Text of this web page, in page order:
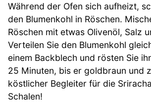
Während der Ofen sich aufheizt,
den Blumenkohl in Röschen.
Röschen mit etwas Olivenöl, Salz
Verteilen Sie den Blumenkohl
einem Backblech und rösten Sie
25 Minuten, bis er goldbraun und
köstlicher Begleiter für die
Schalen!